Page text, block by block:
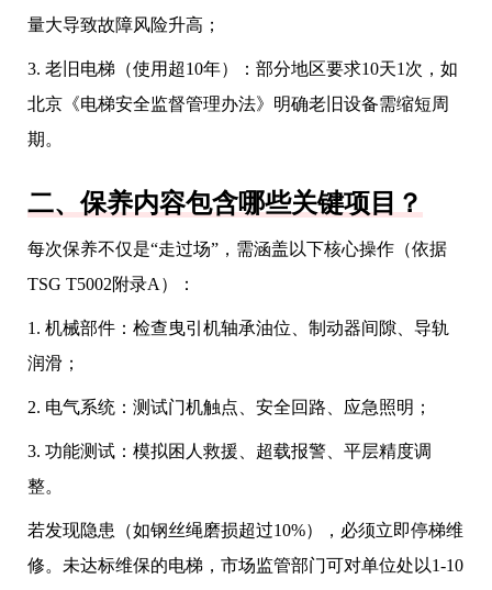
量大导致故障风险升高；
3. 老旧电梯（使用超10年）：部分地区要求10天1次，如
北京《电梯安全监督管理办法》明确老旧设备需缩短周
期。
二、保养内容包含哪些关键项目？
每次保养不仅是“走过场”，需涵盖以下核心操作（依据
TSG T5002附录A）：
1. 机械部件：检查曳引机轴承油位、制动器间隙、导轨
润滑；
2. 电气系统：测试门机触点、安全回路、应急照明；
3. 功能测试：模拟困人救援、超载报警、平层精度调
整。
若发现隐患（如钢丝绳磨损超过10%），必须立即停梯维
修。未达标维保的电梯，市场监管部门可对单位处以1-10